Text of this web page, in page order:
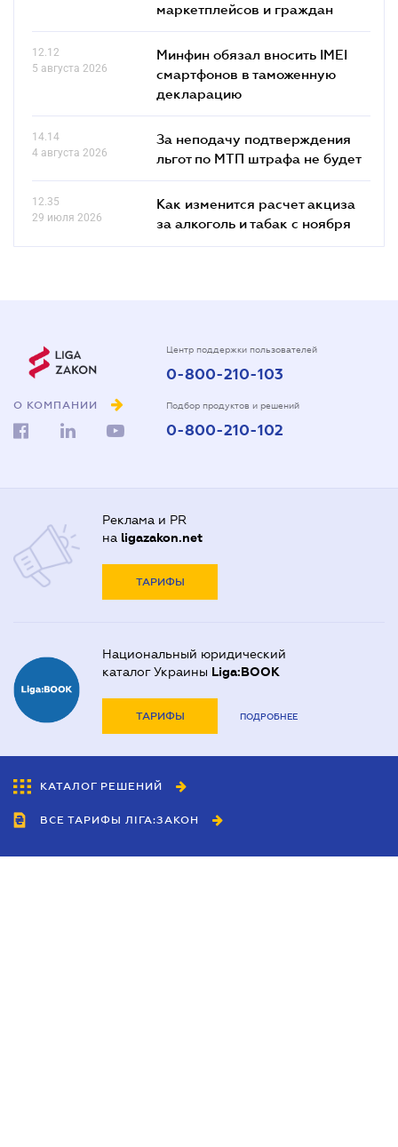
маркетплейсов и граждан
12.12
5 августа 2026
Минфин обязал вносить IMEI
смартфонов в таможенную
декларацию
14.14
4 августа 2026
За неподачу подтверждения
льгот по МТП штрафа не будет
12.35
29 июля 2026
Как изменится расчет акциза
за алкоголь и табак с ноября
О КОМПАНИИ
Центр поддержки пользователей
0-800-210-103
Подбор продуктов и решений
0-800-210-102
Реклама и PR
на ligazakon.net
ТАРИФЫ
Национальный юридический
каталог Украины Liga:BOOK
ТАРИФЫ ПОДРОБНЕЕ
КАТАЛОГ РЕШЕНИЙ
ВСЕ ТАРИФЫ ЛІГА:ЗАКОН